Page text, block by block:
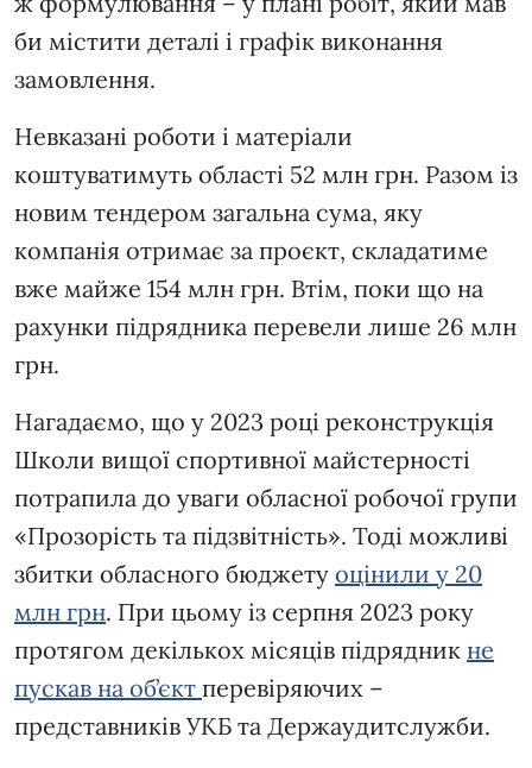
би містити деталі і графік виконання
замовлення.
Невказані роботи і матеріали
коштуватимуть області 52 млн грн. Разом із
новим тендером загальна сума, яку
компанія отримає за проєкт, складатиме
вже майже 154 млн грн. Втім, поки що на
рахунки підрядника перевели лише 26 млн
грн.
Нагадаємо, що у 2023 році реконструкція
Школи вищої спортивної майстерності
потрапила до уваги обласної робочої групи
«Прозорість та підзвітність». Тоді можливі
збитки обласного бюджету оцінили у 20
млн грн. При цьому із серпня 2023 року
протягом декількох місяців підрядник не
пускав на об’єкт перевіряючих –
представників УКБ та Держаудитслужби.